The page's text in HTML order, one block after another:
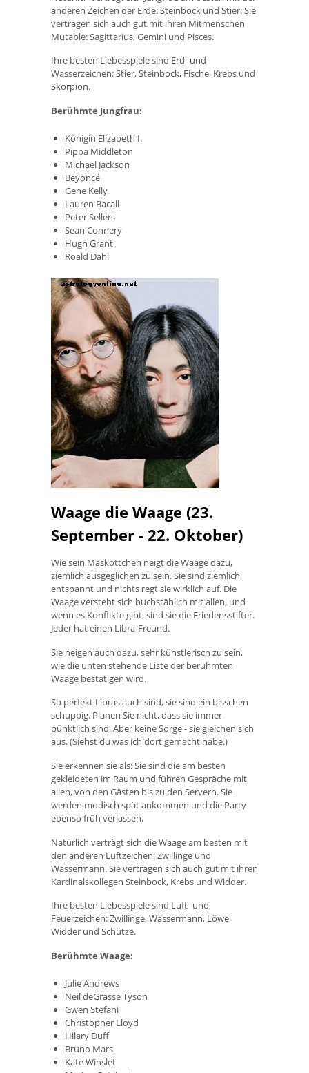
anderen Zeichen der Erde: Steinbock und Stier. Sie
vertragen sich auch gut mit ihren Mitmenschen
Mutable: Sagittarius, Gemini und Pisces.
Ihre besten Liebesspiele sind Erd- und
Wasserzeichen: Stier, Steinbock, Fische, Krebs und
Skorpion.
Berühmte Jungfrau:
Königin Elizabeth I.
Pippa Middleton
Michael Jackson
Beyoncé
Gene Kelly
Lauren Bacall
Peter Sellers
Sean Connery
Hugh Grant
Roald Dahl
Waage die Waage (23.
September - 22. Oktober)
Wie sein Maskottchen neigt die Waage dazu,
ziemlich ausgeglichen zu sein. Sie sind ziemlich
entspannt und nichts regt sie wirklich auf. Die
Waage versteht sich buchstäblich mit allen, und
wenn es Konflikte gibt, sind sie die Friedensstifter.
Jeder hat einen Libra-Freund.
Sie neigen auch dazu, sehr künstlerisch zu sein,
wie die unten stehende Liste der berühmten
Waage bestätigen wird.
So perfekt Libras auch sind, sie sind ein bisschen
schuppig. Planen Sie nicht, dass sie immer
pünktlich sind. Aber keine Sorge - sie gleichen sich
aus. (Siehst du was ich dort gemacht habe.)
Sie erkennen sie als: Sie sind die am besten
gekleideten im Raum und führen Gespräche mit
allen, von den Gästen bis zu den Servern. Sie
werden modisch spät ankommen und die Party
ebenso früh verlassen.
Natürlich verträgt sich die Waage am besten mit
den anderen Luftzeichen: Zwillinge und
Wassermann. Sie vertragen sich auch gut mit ihren
Kardinalskollegen Steinbock, Krebs und Widder.
Ihre besten Liebesspiele sind Luft- und
Feuerzeichen: Zwillinge, Wassermann, Löwe,
Widder und Schütze.
Berühmte Waage:
Julie Andrews
Neil deGrasse Tyson
Gwen Stefani
Christopher Lloyd
Hilary Duff
Bruno Mars
Kate Winslet